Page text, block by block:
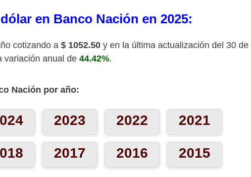
en Banco Nación en 2025:
cotizando a $ 1052.50 y en la última actualización del 30 de
variación anual de 44.42%.
Nación por año:
2023 2022 2021
2017 2016 2015